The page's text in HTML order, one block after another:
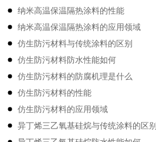
纳米高温保温隔热涂料的性能
纳米高温保温隔热涂料的应用领域
仿生防污材料与传统涂料的区别
仿生防污材料防水性能如何
仿生防污材料的防腐机理是什么
仿生防污材料的性能
仿生防污材料的应用领域
异丁烯三乙氧基硅烷与传统涂料的区别